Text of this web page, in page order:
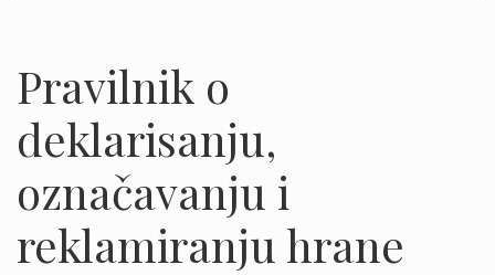
Pravilnik o
deklarisanju,
označavanju i
reklamiranju hrane